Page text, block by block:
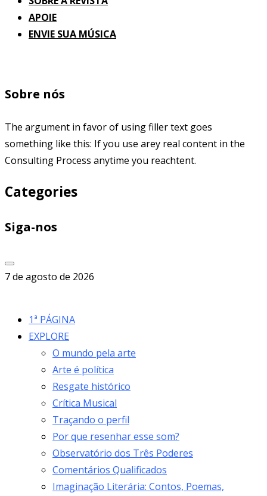
APOIE
ENVIE SUA MÚSICA
Sobre nós
The argument in favor of using filler text goes
something like this: If you use arey real content in the
Consulting Process anytime you reachtent.
Categories
Siga-nos
7 de agosto de 2026
1ª PÁGINA
EXPLORE
O mundo pela arte
Arte é política
Resgate histórico
Crítica Musical
Traçando o perfil
Por que resenhar esse som?
Observatório dos Três Poderes
Comentários Qualificados
Imaginação Literária: Contos, Poemas,